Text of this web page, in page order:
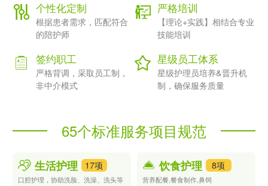
服务公司为您提供专业的陪诊服务，能够帮助您节省时间和精力。
在陪诊过程中，陪诊人员会为您办理各种繁琐的手续和安排交通、
住宿等事宜，让您能够将更多的时间和精力投入到治疗和康复过程
四、广州陪诊服务公司为您提供个性化定制
每个患者的情况和需求都是不同的。广州陪诊服务公司根据您的具
够得到最适合自己的治疗方案和照顾。
广州陪诊服务公司注重客户体验和服务质量，为您提供安全、可
靠、贴心的陪诊服务。我们会对陪诊人员进行严格的筛选和培训，
个性化定制
根据患者需求，匹配符合
的陪护师
严格培训
【理论+实践】相结合专业
技能培训
签约职工
严格背调，采取员工制，
非中介模式
星级员工体系
星级护理员培养&晋升机
制，确保服务质量
65个标准服务项目规范
生活护理 17项
口腔护理，协助洗脸、洗澡、洗头等
饮食护理 8项
营养配餐,餐食制作,鼻饲